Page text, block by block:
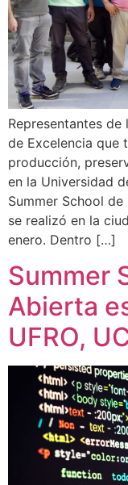
Representantes
de Excelencia que
producción,
en la Universidad
Summer School
se realizó en la
enero. Dentro […]
Summer
Abierta
UFRO,